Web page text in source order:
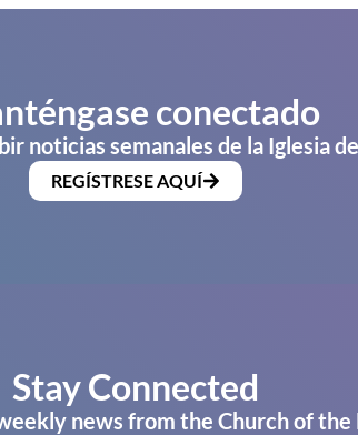
conectado
noticias semanales de la Iglesia
REGÍSTRESE AQUÍ
Stay Connected
news from the Church of the